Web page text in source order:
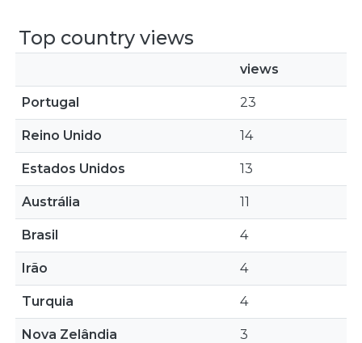
Top country views
views
Portugal 23
Reino Unido 14
Estados Unidos 13
Austrália 11
Brasil 4
Irão 4
Turquia 4
Nova Zelândia 3